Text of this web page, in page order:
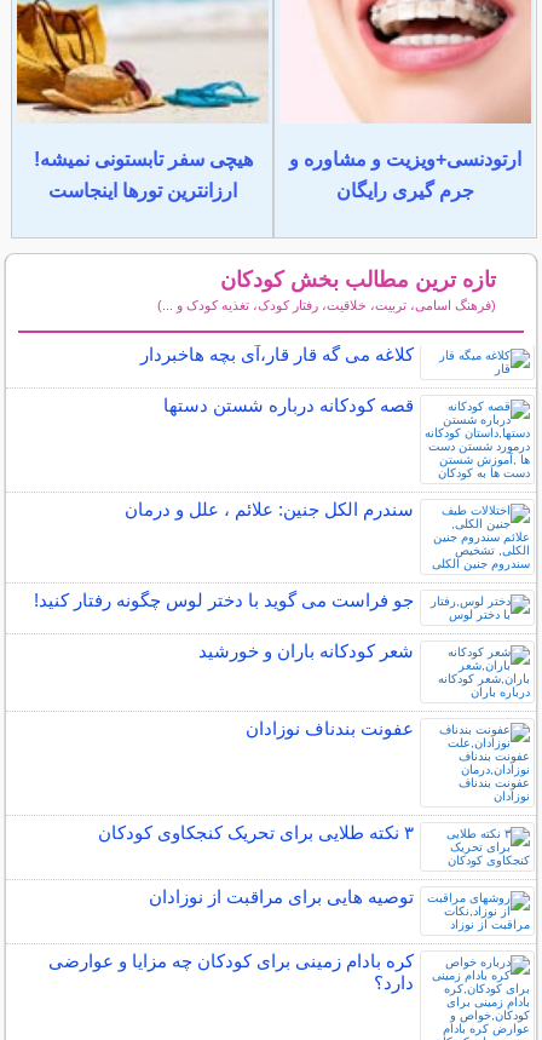
ارتودنسی+ویزیت و مشاوره و
جرم گیری رایگان
هیچی سفر تابستونی نمیشه!
ارزانترین تورها اینجاست
تازه ترین مطالب بخش کودکان
(فرهنگ اسامی، تربیت، خلاقیت، رفتار کودک، تغذیه کودک و ...)
کلاغه می گه قار قار،آی بچه هاخبردار
قصه کودکانه درباره شستن دستها
سندرم الکل جنین: علائم ، علل و درمان
جو فراست می گوید با دختر لوس چگونه رفتار کنید!
شعر کودکانه باران و خورشید
عفونت بندناف نوزادان
۳ نکته طلایی برای تحریک کنجکاوی کودکان
توصیه هایی برای مراقبت از نوزادان
کره بادام زمینی برای کودکان چه مزایا و عوارضی
دارد؟